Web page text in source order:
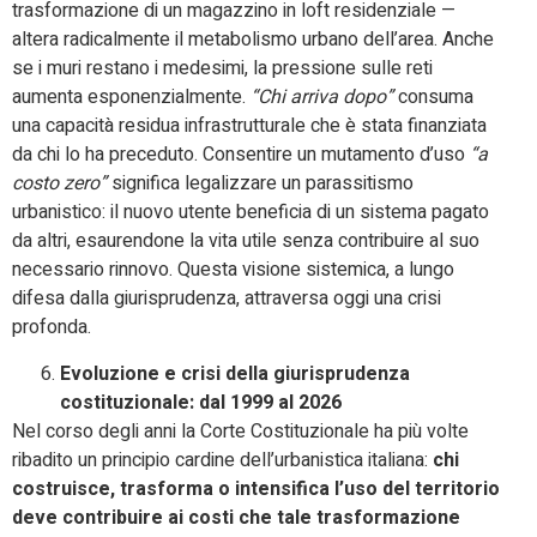
trasformazione di un magazzino in loft residenziale —
altera radicalmente il metabolismo urbano dell’area. Anche
se i muri restano i medesimi, la pressione sulle reti
aumenta esponenzialmente. “Chi arriva dopo”consuma
una capacità residua infrastrutturale che è stata finanziata
da chi lo ha preceduto. Consentire un mutamento d’uso “a
costo zero”significa legalizzare un parassitismo
urbanistico: il nuovo utente beneficia di un sistema pagato
da altri, esaurendone la vita utile senza contribuire al suo
necessario rinnovo. Questa visione sistemica, a lungo
difesa dalla giurisprudenza, attraversa oggi una crisi
profonda.
Evoluzione e crisi della giurisprudenza
costituzionale: dal 1999 al 2026
Nel corso degli anni la Corte Costituzionale ha più volte
ribadito un principio cardine dell’urbanistica italiana: chi
costruisce, trasforma o intensifica l’uso del territorio
deve contribuire ai costi che tale trasformazione